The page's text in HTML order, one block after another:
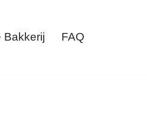
Bakkerij FAQ